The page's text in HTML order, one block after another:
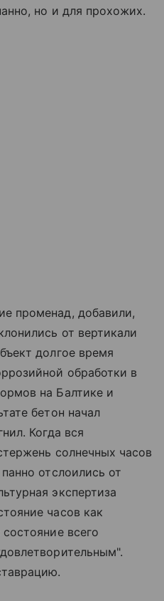
но и для прохожих.
променад, добавили,
от вертикали
долгое время
обработки в
на Балтике и
бетон начал
Когда вся
солнечных часов
отслоились от
экспертиза
часов как
всего